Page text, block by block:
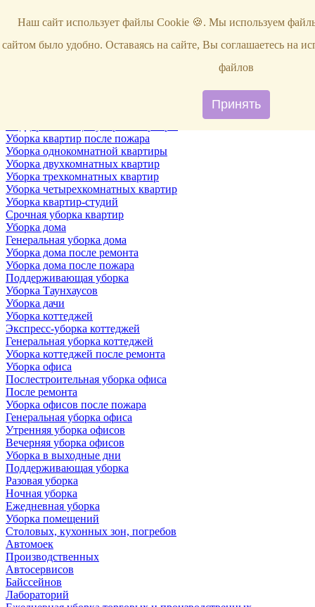
Уборка
Уборка снега
Уборка квартир после пожара
Уборка однокомнатной квартиры
Уборка двухкомнатных квартир
Уборка трехкомнатных квартир
Уборка четырехкомнатных квартир
Уборка квартир-студий
Срочная уборка квартир
Уборка дома
Генеральная уборка дома
Уборка дома после ремонта
Уборка дома после пожара
Поддерживающая уборка
Уборка Таунхаусов
Уборка дачи
Уборка коттеджей
Экспресс-уборка коттеджей
Генеральная уборка коттеджей
Уборка коттеджей после ремонта
Уборка офиса
Послестроительная уборка офиса
После ремонта
Уборка офисов после пожара
Генеральная уборка офиса
Утренняя уборка офисов
Вечерняя уборка офисов
Уборка в выходные дни
Поддерживающая уборка
Разовая уборка
Ночная уборка
Ежедневная уборка
Уборка помещений
Столовых, кухонных зон, погребов
Автомоек
Производственных
Автосервисов
Байссейнов
Лабораторий
Наш сайт использует файлы Cookie 🍪. Мы используем
сайтом было удобно. Оставаясь на сайте, Вы соглашаетесь на
файлов
Принять